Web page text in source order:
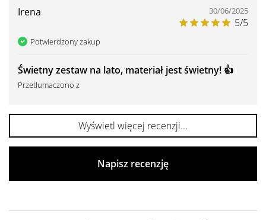
Irena 30/06/2025
5/5
Potwierdzony zakup
Świetny zestaw na lato, materiał jest świetny! 👍 ️
Przetłumaczono z
Wyświetl więcej recenzji...
Napisz recenzję